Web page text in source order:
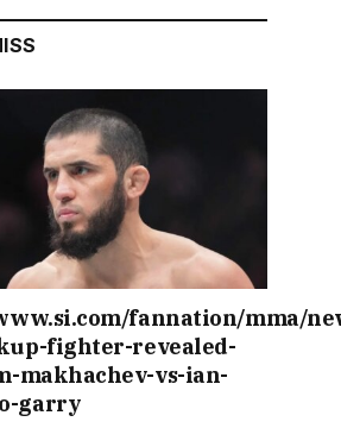
fannation/mma/
fighter-revealed-
makhachev-vs-ian-
garry